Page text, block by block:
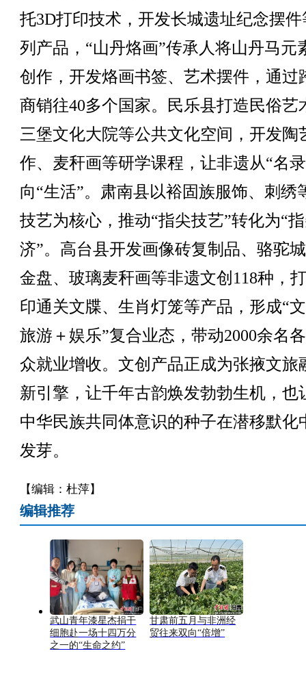
托3D打印技术，开发长城遗址纪念摆件
列产品，“山丹烙画”传承人将山丹马元
创作，开发烙画书签、艺术摆件，通过
商销往40多个国家。民乐县打造民俗艺
三堡文化大院等公共文化空间，开发陶
作、麦秆画等研学课程，让非遗从“名
向“生活”。肃南县以裕固族服饰、刺绣
技艺为核心，推动“指尖技艺”转化为“
济”。高台县开发画像砖复制品、骆驼
金盘、玻璃麦秆画等非遗文创118种，
印通关文牒、生肖灯笼等产品，形成“
旅游＋娱乐”复合业态，带动2000余名
众就业增收。文创产品正成为张掖文旅
新引擎，让千年古韵焕发勃勃生机，也
中华民族共同体意识的种子在潜移默化
发芽。
【编辑：杜萍】
编辑推荐
武山青年漆星杰捐干
细胞赴一场十四万分
之一的“生命之约”
甘肃前五月与非洲经
贸往来双向“倍增”